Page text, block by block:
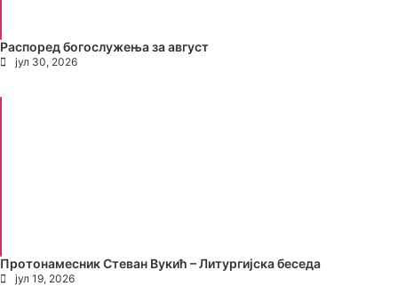
Распоред богослужења за август
јул 30, 2026
Протонамесник Стеван Вукић – Литургијска беседа
јул 19, 2026